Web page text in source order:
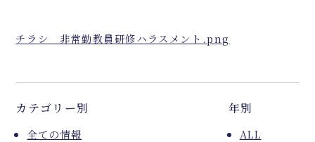
チラシ 非常勤教員研修ハラスメント.png
カテゴリー別
全ての情報
年別
ALL